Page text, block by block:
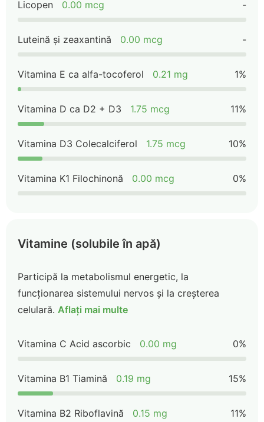
Licopen 0.00 mcg -
Luteină și zeaxantină 0.00 mcg -
Vitamina E ca alfa-tocoferol 0.21 mg 1%
Vitamina D ca D2 + D3 1.75 mcg 11%
Vitamina D3 Colecalciferol 1.75 mcg 10%
Vitamina K1 Filochinonă 0.00 mcg 0%
Vitamine (solubile în apă)
Participă la metabolismul energetic, la
funcționarea sistemului nervos și la creșterea
celulară. Aflați mai multe
Vitamina C Acid ascorbic 0.00 mg 0%
Vitamina B1 Tiamină 0.19 mg 15%
Vitamina B2 Riboflavină 0.15 mg 11%